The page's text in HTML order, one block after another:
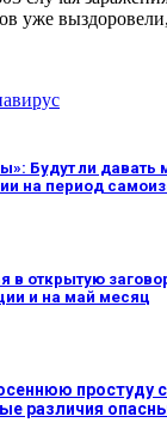
уже
Будут ли давать
на период
в открытую
и на май месяц
простуду
различия